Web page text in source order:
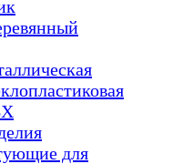
для